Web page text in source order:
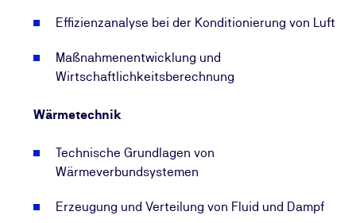
Effizienzanalyse bei der Konditionierung von Luft
Maßnahmenentwicklung und
Wirtschaftlichkeitsberechnung
Wärmetechnik
Technische Grundlagen von
Wärmeverbundsystemen
Erzeugung und Verteilung von Fluid und Dampf